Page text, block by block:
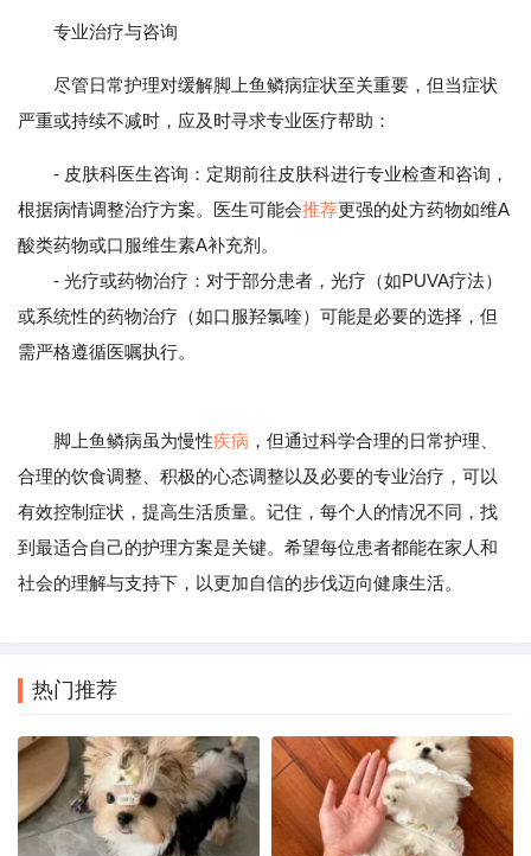
专业治疗与咨询
尽管日常护理对缓解脚上鱼鳞病症状至关重要，但当症状
严重或持续不减时，应及时寻求专业医疗帮助：
- 皮肤科医生咨询：定期前往皮肤科进行专业检查和咨询，
根据病情调整治疗方案。医生可能会推荐更强的处方药物如维A
酸类药物或口服维生素A补充剂。
- 光疗或药物治疗：对于部分患者，光疗（如PUVA疗法）
或系统性的药物治疗（如口服羟氯喹）可能是必要的选择，但
需严格遵循医嘱执行。
脚上鱼鳞病虽为慢性疾病 ，但通过科学合理的日常护理、
合理的饮食调整、积极的心态调整以及必要的专业治疗，可以
有效控制症状，提高生活质量。记住，每个人的情况不同，找
到最适合自己的护理方案是关键。希望每位患者都能在家人和
社会的理解与支持下，以更加自信的步伐迈向健康生活。
热门推荐